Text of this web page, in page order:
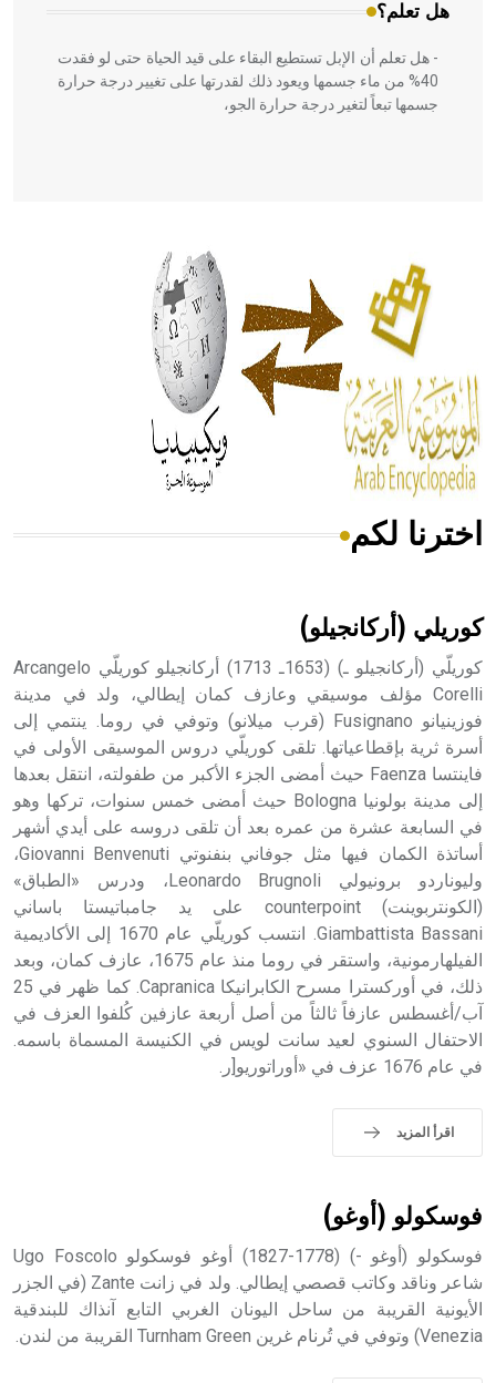
هل تعلم؟
- هل تعلم أن الإبل تستطيع البقاء على قيد الحياة حتى لو فقدت
40% من ماء جسمها ويعود ذلك لقدرتها على تغيير درجة حرارة
جسمها تبعاً لتغير درجة حرارة الجو،
الحكم، الأدلة، تنظيم التغذية، ورسالته في جروح الرأس. ويعود
له الفضل بأنه حرر الطب من الدين والفلسفة.
- هل تعلم أن المرجان إفراز حيواني يتكون في البحر ويتركب
من مادة كربونات الكلسيوم، وهو أحمر أو شديد الحمرة وهو
أجود أنواعه، ويمتاز بكبر الحجم ويسمى الش
هل تعلم أن الأبسيد كلمة فرنسية اللفظ تم اعتمادها مصطلحاً
- هل تعلم أن أبجر Abgar اسم معروف جيداً يعود إلى عدد من
الملوك الذين حكموا مدينة إديسا (الرها) من أبجر الأول وحتى
التاسع، وهم ينتسبون إلى أسرة أوسروين
- هل تعلم أن الأبجدية الكنعانية تتألف من /22/ علامة كتابية
sign تكتب منفصلة غير متصلة، وتعتمد المبدأ الأكوروفوني،
حيث تقتصر القيمة الصوتية للعلامة الك
اخترنا لكم
كوريلي (أركانجيلو)
كوريلّي (أركانجيلو ـ) (1653ـ 1713) أركانجيلو كوريلّي Arcangelo
Corelli مؤلف موسيقي وعازف كمان إيطالي، ولد في مدينة
فوزينيانو Fusignano (قرب ميلانو) وتوفي في روما. ينتمي إلى
أسرة ثرية بإقطاعياتها. تلقى كوريلّي دروس الموسيقى الأولى في
فاينتسا Faenza حيث أمضى الجزء الأكبر من طفولته، انتقل بعدها
إلى مدينة بولونيا Bologna حيث أمضى خمس سنوات، تركها وهو
في السابعة عشرة من عمره بعد أن تلقى دروسه على أيدي أشهر
أساتذة الكمان فيها مثل جوفاني بنفنوتي Giovanni Benvenuti،
وليوناردو برونيولي Leonardo Brugnoli، ودرس «الطباق»
(الكونتربوينت) counterpoint على يد جامباتيستا باساني
Giambattista Bassani. انتسب كوريلّي عام 1670 إلى الأكاديمية
الفيلهارمونية، واستقر في روما منذ عام 1675، عازف كمان، وبعد
ذلك، في أوركسترا مسرح الكابرانيكا Capranica. كما ظهر في 25
آب/أغسطس عازفاً ثالثاً من أصل أربعة عازفين كُلفوا العزف في
الاحتفال السنوي لعيد سانت لويس في الكنيسة المسماة باسمه.
في عام 1676 عزف في «أوراتوريو[ر.
اقرأ المزيد
فوسكولو (أوغو)
فوسكولو (أوغو -) (1778-1827) أوغو فوسكولو Ugo Foscolo
شاعر وناقد وكاتب قصصي إيطالي. ولد في زانت Zante (في الجزر
الأيونية القريبة من ساحل اليونان الغربي التابع آنذاك للبندقية
Venezia) وتوفي في تُرنام غرين Turnham Green القريبة من لندن.